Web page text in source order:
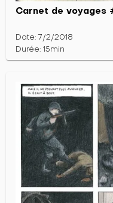
Carnet de voyages
Date: 7/2/2018
Durée: 15min